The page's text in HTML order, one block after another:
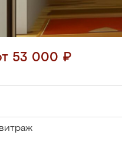
53 000 ₽
витраж